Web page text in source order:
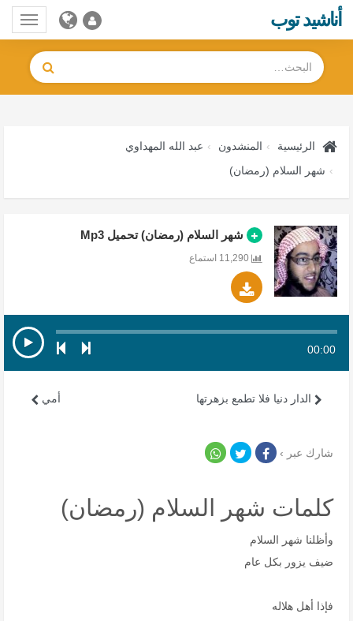
أناشيد توب
الرئيسية المنشدون
عبد الله المهداوي
شهر السلام (رمضان)
شهر السلام (رمضان) تحميل Mp3
00:00
أمي الدار دنيا فلا تطمع بزهرتها
شارك عبر ›
كلمات شهر السلام (رمضان)
وأظلنا شهر السلام
ضيف يزور بكل عام
فإذا أهل هلاله